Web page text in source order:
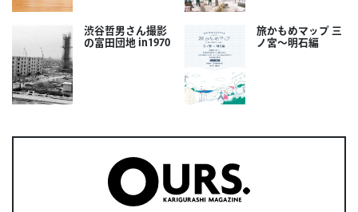
渋谷哲男さん撮影
の富田団地 in1970
旅かもめマップ 三
ノ宮〜明石編